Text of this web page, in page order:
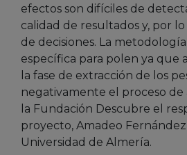
efectos son difíciles de
calidad de resultados y, por
de decisiones. La
específica para polen ya que
la fase de extracción de los
negativamente el proceso de
la Fundación Descubre el
proyecto, Amadeo
Universidad de Almería.